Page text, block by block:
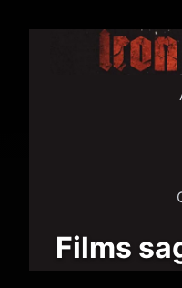
Films